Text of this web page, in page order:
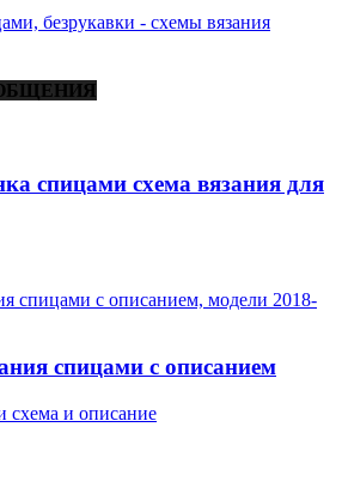
безрукавки - схемы вязания
спицами схема вязания для
спицами с описанием
схема и описание